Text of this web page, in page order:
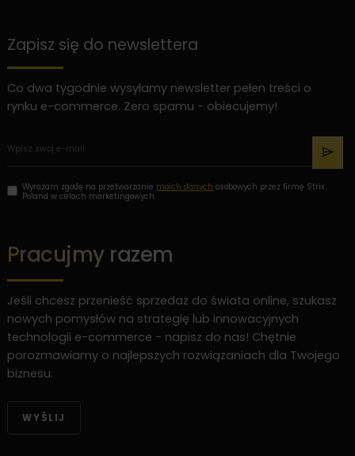
Zapisz się do newslettera
Co dwa tygodnie wysyłamy newsletter pełen treści o
rynku e-commerce. Zero spamu - obiecujemy!
Wyrażam zgodę na przetwarzanie moich danych osobowych przez firmę Strix
Poland w celach marketingowych.
Pracujmy razem
Jeśli chcesz przenieść sprzedaż do świata online, szukasz
nowych pomysłów na strategię lub innowacyjnych
technologii e-commerce - napisz do nas! Chętnie
porozmawiamy o najlepszych rozwiązaniach dla Twojego
biznesu.
WYŚLIJ